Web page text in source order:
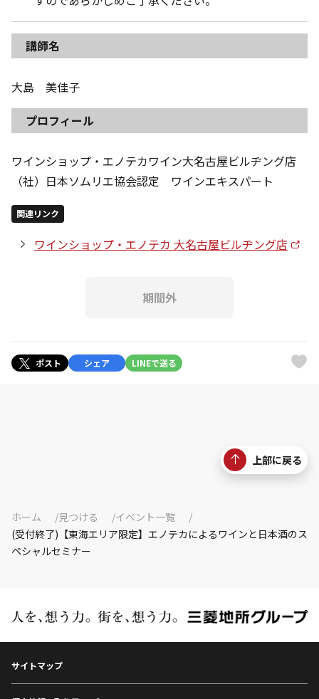
講師名
大島 美佳子
プロフィール
ワインショップ・エノテカワイン大名古屋ビルヂング店
（社）日本ソムリエ協会認定 ワインエキスパート
関連リンク
ワインショップ・エノテカ 大名古屋ビルヂング店
期間外
ポスト シェア LINEで送る
上部に戻る
ホーム 見つける
イベント一覧
(受付終了)【東海エリア限定】エノテカによるワインと日本酒のス
ペシャルセミナー
サイトマップ